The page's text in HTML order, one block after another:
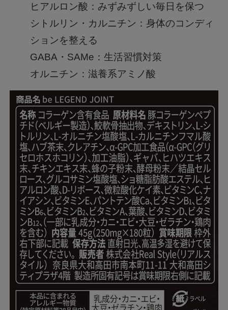
ヒアルロン酸：みずみずしい毎日を保つ
シトルリン・カルニチン：身体のコンディ
ションを整える
GABA・SAMe：生活習慣対策
オルニチン：滋養系アミノ酸